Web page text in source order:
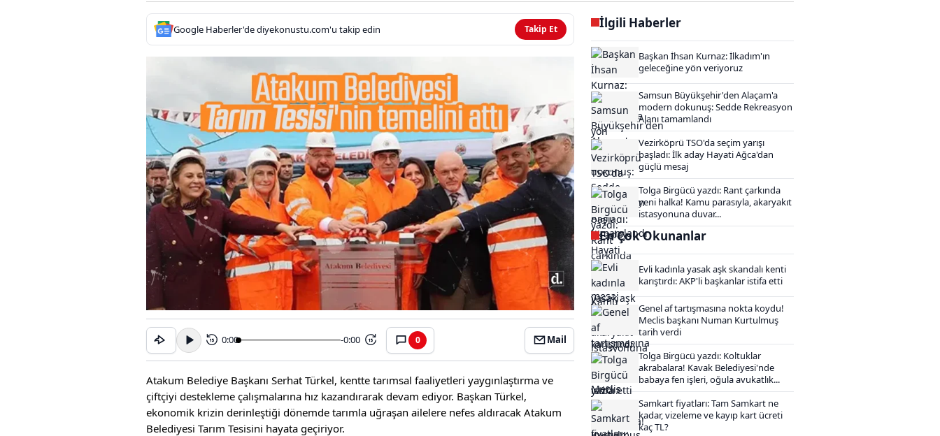
Google Haberler'de diyekonustu.com'u takip edin Takip Et
15 0:00 -0:00 15 0 Mail
Atakum Belediye Başkanı Serhat Türkel, kentte tarımsal faaliyetleri yaygınlaştırma ve
çiftçiyi destekleme çalışmalarına hız kazandırarak devam ediyor. Başkan Türkel,
ekonomik krizin derinleştiği dönemde tarımla uğraşan ailelere nefes aldıracak Atakum
Belediyesi Tarım Tesisini hayata geçiriyor.
İlgili Haberler
Başkan İhsan Kurnaz: İlkadım'ın
geleceğine yön veriyoruz
Samsun Büyükşehir'den Alaçam'a
modern dokunuş: Sedde Rekreasyon
Alanı tamamlandı
Vezirköprü TSO'da seçim yarışı
başladı: İlk aday Hayati Ağca'dan
güçlü mesaj
Tolga Birgücü yazdı: Rant çarkında
yeni halka! Kamu parasıyla, akaryakıt
istasyonuna duvar...
En Çok Okunanlar
Evli kadınla yasak aşk skandalı kenti
karıştırdı: AKP'li başkanlar istifa etti
Genel af tartışmasına nokta koydu!
Meclis başkanı Numan Kurtulmuş
tarih verdi
Tolga Birgücü yazdı: Koltuklar
akrabalara! Kavak Belediyesi'nde
babaya fen işleri, oğula avukatlık...
Samkart fiyatları: Tam Samkart ne
kadar, vizeleme ve kayıp kart ücreti
kaç TL?